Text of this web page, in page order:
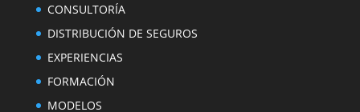
CONSULTORÍA
DISTRIBUCIÓN DE SEGUROS
EXPERIENCIAS
FORMACIÓN
MODELOS